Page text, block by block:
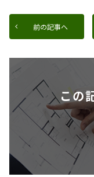
前の記事へ
この